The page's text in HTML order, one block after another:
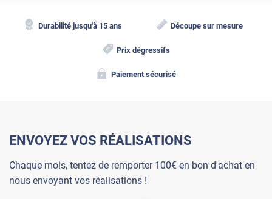
Durabilité jusqu'à 15 ans Découpe sur mesure
Prix dégressifs
Paiement sécurisé
ENVOYEZ VOS RÉALISATIONS
Chaque mois, tentez de remporter 100€ en bon d'achat en
nous envoyant vos réalisations !